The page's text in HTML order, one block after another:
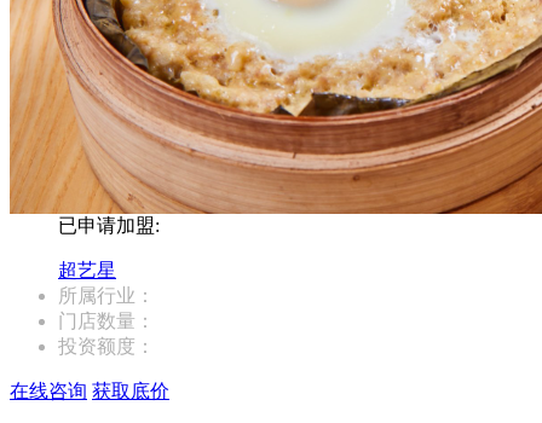
已申请加盟:
超艺星
所属行业：
门店数量：
投资额度：
在线咨询 获取底价